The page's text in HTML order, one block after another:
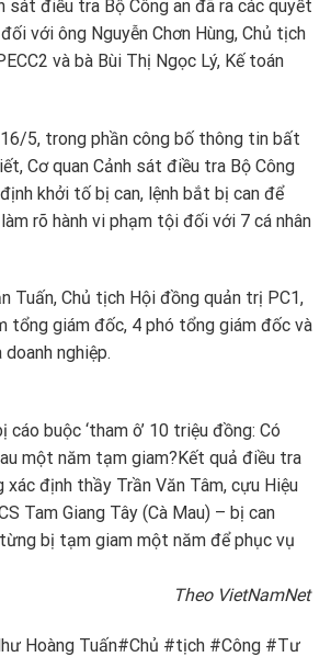
sát điều tra Bộ Công an đã ra các quyết
với ông Nguyễn Chơn Hùng, Chủ tịch
và bà Bùi Thị Ngọc Lý, Kế toán
5, trong phần công bố thông tin bất
Cơ quan Cảnh sát điều tra Bộ Công
khởi tố bị can, lệnh bắt bị can để
rõ hành vi phạm tội đối với 7 cá nhân
Tuấn, Chủ tịch Hội đồng quản trị PC1,
tổng giám đốc, 4 phó tổng giám đốc và
nghiệp.
buộc ‘tham ô’ 10 triệu đồng: Có
một năm tạm giam? Kết quả điều tra
xác định thầy Trần Văn Tâm, cựu Hiệu
Tam Giang Tây (Cà Mau) – bị can
bị tạm giam một năm để phục vụ
Theo VietNamNet
Hoàng Tuấn#Chủ #tịch #Công #Tư